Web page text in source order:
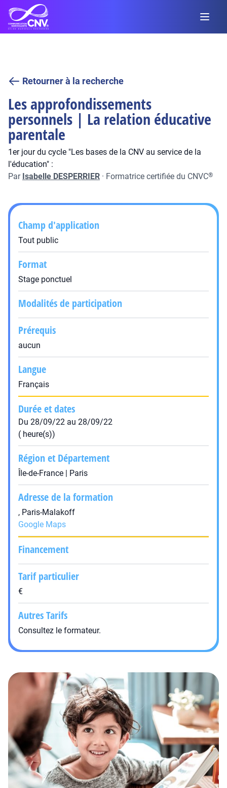
Retourner à la recherche
Les approfondissements
personnels | La relation éducative
parentale
1er jour du cycle "Les bases de la CNV au service de la
l'éducation" :
Par Isabelle DESPERRIER · Formatrice certifiée du CNVC®
Champ d'application
Tout public
Format
Stage ponctuel
Modalités de participation
Prérequis
aucun
Langue
Français
Durée et dates
Du 28/09/22 au 28/09/22
( heure(s))
Région et Département
Île-de-France | Paris
Adresse de la formation
, Paris-Malakoff
Google Maps
Financement
Tarif particulier
€
Autres Tarifs
Consultez le formateur.